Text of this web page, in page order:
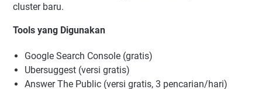
cluster baru.
Tools yang Digunakan
Google Search Console (gratis)
Ubersuggest (versi gratis)
Answer The Public (versi gratis, 3 pencarian/hari)